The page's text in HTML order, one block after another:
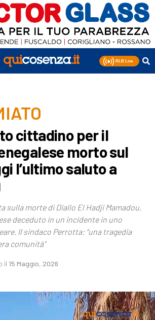
cittadino per il
morto sul
l’ultimo saluto a
sulla morte di Diallo El Hadji Mamadou,
deceduto in un incidente in uno
Il sindaco Perrotta: “una tragedia
comunità”
il 15 Maggio, 2026